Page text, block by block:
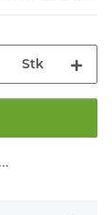
Stk